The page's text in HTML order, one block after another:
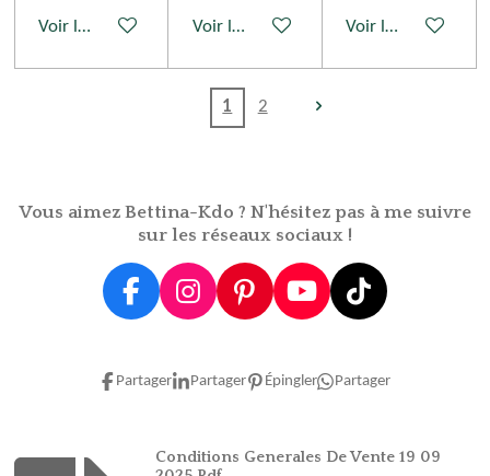
Voir les détails Voir les détails Voir les détails
1 2
Vous aimez Bettina-Kdo ? N'hésitez pas à me suivre
sur les réseaux sociaux !
F
e
I
t
r
P
t
e
Y
T
e
T
T
Partager Partager Épingler Partager
Conditions Generales De Vente 19 09